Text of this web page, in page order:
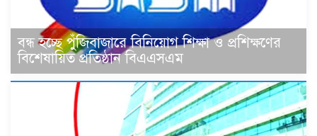
বন্ধ হচ্ছে পুঁজিবাজারে বিনিয়োগ শিক্ষা ও প্রশিক্ষণের
বিশেষায়িত প্রতিষ্ঠান বিএএসএম